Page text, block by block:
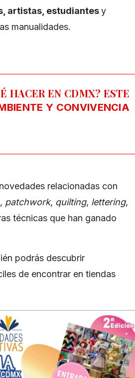
artistas, estudiantesy
manualidades.
HACER EN CDMX? ESTE
Y CONVIVENCIA
relacionadas con
patchwork, quilting, lettering,
técnicas que han ganado
podrás descubrir
de encontrar en tiendas